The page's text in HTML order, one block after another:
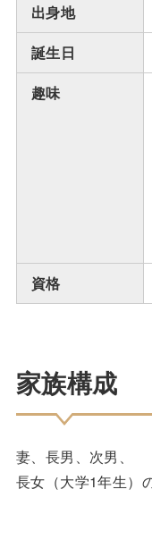
出身地
誕生日
趣味
資格
家族構成
妻、長男、次男、
長女（大学1年生）